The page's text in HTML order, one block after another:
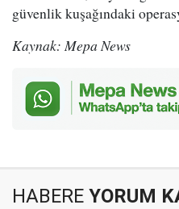
güvenlik kuşağındaki
Kaynak: Mepa News
HABERE YORUM